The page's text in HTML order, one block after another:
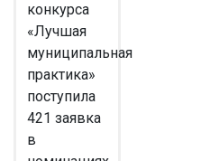
конкурса
«Лучшая
муниципальная
практика»
поступила
421 заявка
в